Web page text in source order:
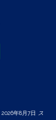
2026年8月7日 ス